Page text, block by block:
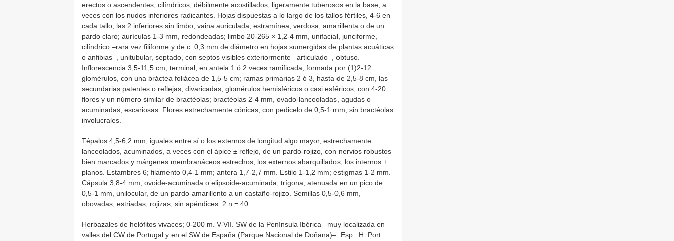
erectos o ascendentes, cilíndricos, débilmente acostillados, ligeramente tuberosos en la base, a
veces con los nudos inferiores radicantes. Hojas dispuestas a lo largo de los tallos fértiles, 4-6 en
cada tallo, las 2 inferiores sin limbo; vaina auriculada, estramínea, verdosa, amarillenta o de un
pardo claro; aurículas 1-3 mm, redondeadas; limbo 20-265 × 1,2-4 mm, unifacial, junciforme,
cilíndrico –rara vez filiforme y de c. 0,3 mm de diámetro en hojas sumergidas de plantas acuáticas
o anfibias–, unitubular, septado, con septos visibles exteriormente –articulado–, obtuso.
Inflorescencia 3,5-11,5 cm, terminal, en antela 1 ó 2 veces ramificada, formada por (1)2-12
glomérulos, con una bráctea foliácea de 1,5-5 cm; ramas primarias 2 ó 3, hasta de 2,5-8 cm, las
secundarias patentes o reflejas, divaricadas; glomérulos hemisféricos o casi esféricos, con 4-20
flores y un número similar de bractéolas; bractéolas 2-4 mm, ovado-lanceoladas, agudas o
acuminadas, escariosas. Flores estrechamente cónicas, con pedicelo de 0,5-1 mm, sin bractéolas
involucrales.
Tépalos 4,5-6,2 mm, iguales entre sí o los externos de longitud algo mayor, estrechamente
lanceolados, acuminados, a veces con el ápice ± reflejo, de un pardo-rojizo, con nervios robustos
bien marcados y márgenes membranáceos estrechos, los externos abarquillados, los internos ±
planos. Estambres 6; filamento 0,4-1 mm; antera 1,7-2,7 mm. Estilo 1-1,2 mm; estigmas 1-2 mm.
Cápsula 3,8-4 mm, ovoide-acuminada o elipsoide-acuminada, trígona, atenuada en un pico de
0,5-1 mm, unilocular, de un pardo-amarillento a un castaño-rojizo. Semillas 0,5-0,6 mm,
obovadas, estriadas, rojizas, sin apéndices. 2 n = 40.
Herbazales de helófitos vivaces; 0-200 m. V-VII. SW de la Península Ibérica –muy localizada en
valles del CW de Portugal y en el SW de España (Parque Nacional de Doñana)–. Esp.: H. Port.: